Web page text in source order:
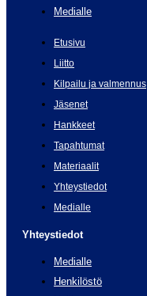
Medialle
Etusivu
Liitto
Kilpailu ja valmennus
Jäsenet
Hankkeet
Tapahtumat
Materiaalit
Yhteystiedot
Medialle
Yhteystiedot
Medialle
Henkilöstö